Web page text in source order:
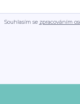
Souhlasím se zpracováním